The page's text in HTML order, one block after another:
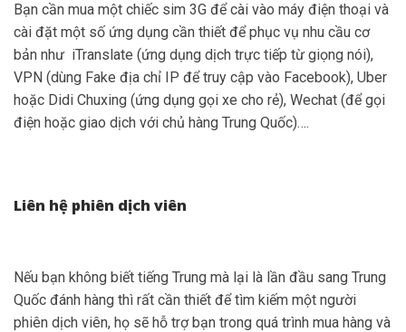
Bạn cần mua một chiếc sim 3G để cài vào máy điện thoại và
cài đặt một số ứng dụng cần thiết để phục vụ nhu cầu cơ
bản như iTranslate (ứng dụng dịch trực tiếp từ giọng nói),
VPN (dùng Fake địa chỉ IP để truy cập vào Facebook), Uber
hoặc Didi Chuxing (ứng dụng gọi xe cho rẻ), Wechat (để gọi
điện hoặc giao dịch với chủ hàng Trung Quốc)….
Liên hệ phiên dịch viên
Nếu bạn không biết tiếng Trung mà lại là lần đầu sang Trung
Quốc đánh hàng thì rất cần thiết để tìm kiếm một người
phiên dịch viên, họ sẽ hỗ trợ bạn trong quá trình mua hàng và